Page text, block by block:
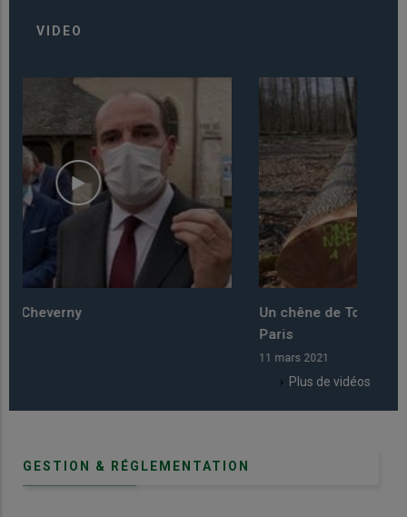
VIDEO
Un chêne de Touraine pour Notre Dame de
Plus de vidéos
GESTION & RÉGLEMENTATION